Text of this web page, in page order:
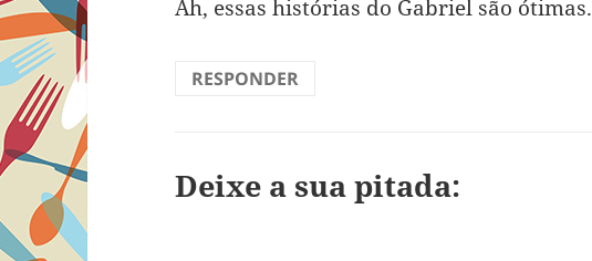
Ah, essas histórias do Gabriel são ótimas.
RESPONDER
Deixe a sua pitada: